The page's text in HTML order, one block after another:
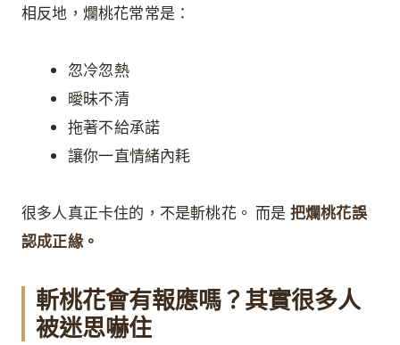
相反地，爛桃花常常是：
忽冷忽熱
曖昧不清
拖著不給承諾
讓你一直情緒內耗
很多人真正卡住的，不是斬桃花。 而是 把爛桃花誤
認成正緣。
斬桃花會有報應嗎？其實很多人
被迷思嚇住